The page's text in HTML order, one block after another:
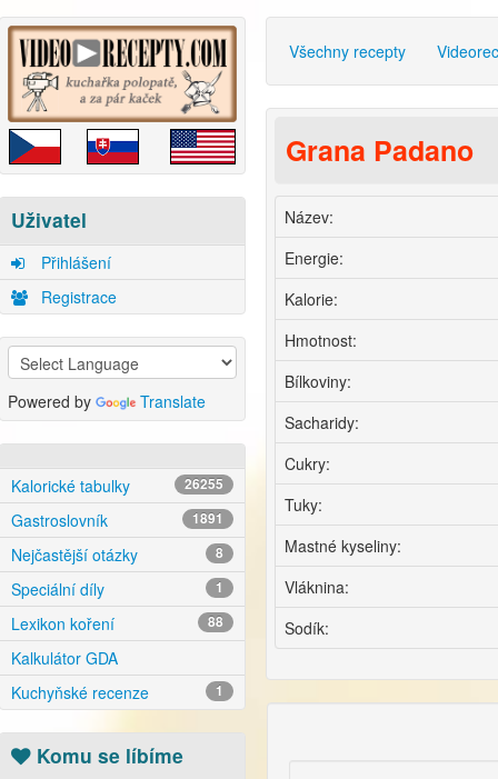
Uživatel
Přihlášení
Registrace
Powered by Translate
Kalorické tabulky 26255
Gastroslovník 1891
Nejčastější otázky 8
Speciální díly 1
Lexikon koření 88
Kalkulátor GDA
Kuchyňské recenze
1
Komu se líbíme
Všechny recepty
Grana Padano
Název:
Energie:
Kalorie:
Hmotnost:
Bílkoviny:
Sacharidy:
Cukry:
Tuky:
Mastné kyseliny:
Vláknina:
Sodík: